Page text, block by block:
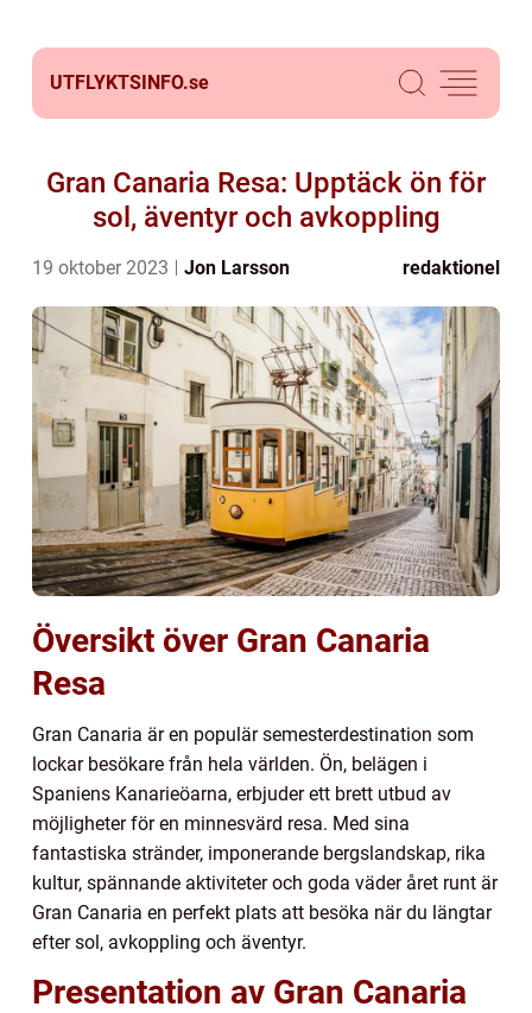
UTFLYKTSINFO.se
Gran Canaria Resa: Upptäck ön för
sol, äventyr och avkoppling
19 oktober 2023 Jon Larsson redaktionel
Översikt över Gran Canaria
Resa
Gran Canaria är en populär semesterdestination som
lockar besökare från hela världen. Ön, belägen i
Spaniens Kanarieöarna, erbjuder ett brett utbud av
möjligheter för en minnesvärd resa. Med sina
fantastiska stränder, imponerande bergslandskap, rika
kultur, spännande aktiviteter och goda väder året runt är
Gran Canaria en perfekt plats att besöka när du längtar
efter sol, avkoppling och äventyr.
Presentation av Gran Canaria